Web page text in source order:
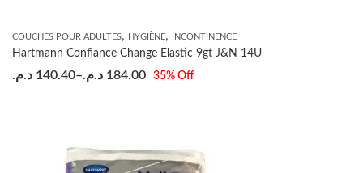
COUCHES POUR ADULTES, HYGIÈNE, INCONTINENCE
Hartmann Confiance Change Elastic 9gt J&N 14U
140.40 د.م. – 184.00 د.م. 35% Off